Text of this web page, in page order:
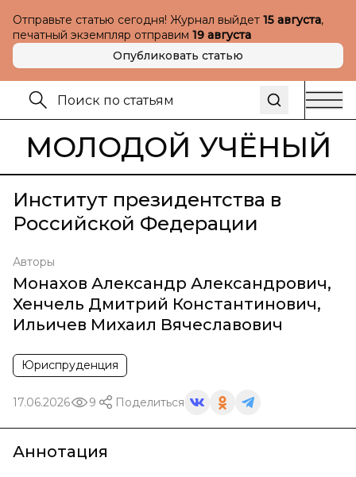
Отправьте статью сегодня! Журнал выйдет 15 августа,
печатный экземпляр отправим 19 августа
Опубликовать статью
МОЛОДОЙ УЧЁНЫЙ
Институт президентства в
Российской Федерации
Авторы
Монахов Александр Александрович,
Хенчель Дмитрий Константинович,
Ильичев Михаил Вячеславович
Юриспруденция
17.06.2026 9 Поделиться
Аннотация